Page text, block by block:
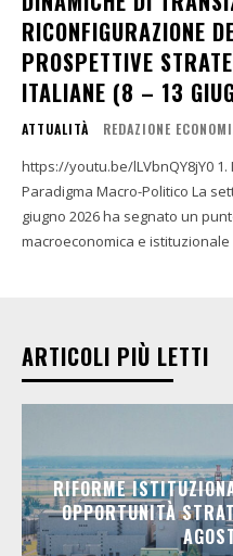
RICONFIGURAZIONE
PROSPETTIVE
ITALIANE (8 – 13
ATTUALITÀ REDAZIONE
https://youtu.be/lLVbnQY8jY0 1. Introduzione e Analisi del
Paradigma Macro-Politico La settimana compresa tra l'8 e il 13
giugno 2026 ha segnato un
macroeconomica e
ARTICOLI PIÙ LETTI
RIFORME
OPPORTUNITÀ